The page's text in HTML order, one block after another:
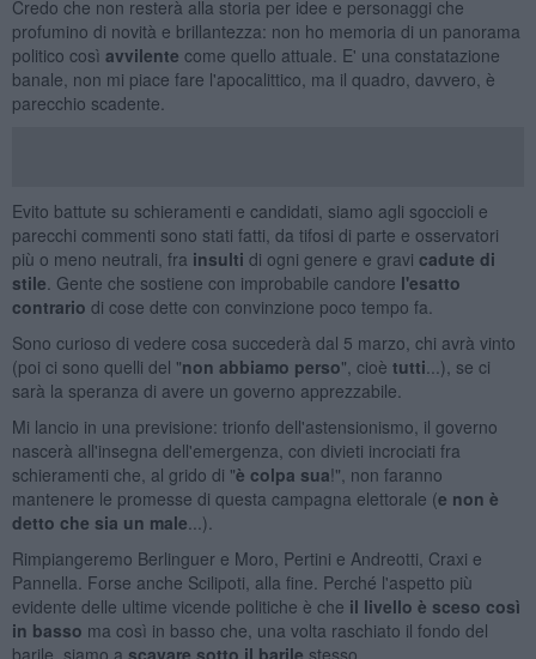
Credo che non resterà alla storia per idee e personaggi che
profumino di novità e brillantezza: non ho memoria di un panorama
politico così avvilente come quello attuale. E' una constatazione
banale, non mi piace fare l'apocalittico, ma il quadro, davvero, è
parecchio scadente.
Evito battute su schieramenti e candidati, siamo agli sgoccioli e
parecchi commenti sono stati fatti, da tifosi di parte e osservatori
più o meno neutrali, fra insulti di ogni genere e gravi cadute di
stile . Gente che sostiene con improbabile candore l'esatto
contrario di cose dette con convinzione poco tempo fa.
Sono curioso di vedere cosa succederà dal 5 marzo, chi avrà vinto
(poi ci sono quelli del "non abbiamo perso", cioè tutti ...), se ci
sarà la speranza di avere un governo apprezzabile.
Mi lancio in una previsione: trionfo dell'astensionismo, il governo
nascerà all'insegna dell'emergenza, con divieti incrociati fra
schieramenti che, al grido di "è colpa sua!", non faranno
mantenere le promesse di questa campagna elettorale (e non è
detto che sia un male ...).
Rimpiangeremo Berlinguer e Moro, Pertini e Andreotti, Craxi e
Pannella. Forse anche Scilipoti, alla fine. Perché l'aspetto più
evidente delle ultime vicende politiche è che il livello è sceso così
in basso ma così in basso che, una volta raschiato il fondo del
barile, siamo a scavare sotto il barile stesso.